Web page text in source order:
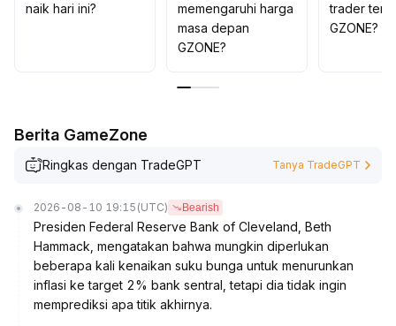
naik hari ini?
memengaruhi harga
masa depan
GZONE?
trader
GZONE?
Berita GameZone
Ringkas dengan TradeGPT Tanya TradeGPT
2026-08-10 19:15 (UTC) Bearish
Presiden Federal Reserve Bank of Cleveland, Beth
Hammack, mengatakan bahwa mungkin diperlukan
beberapa kali kenaikan suku bunga untuk menurunkan
inflasi ke target 2% bank sentral, tetapi dia tidak ingin
memprediksi apa titik akhirnya.